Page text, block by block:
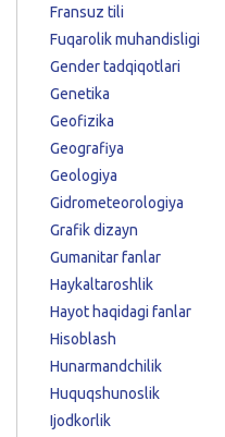
Fransuz tili
Fuqarolik muhandisligi
Gender tadqiqotlari
Genetika
Geofizika
Geografiya
Geologiya
Gidrometeorologiya
Grafik dizayn
Gumanitar fanlar
Haykaltaroshlik
Hayot haqidagi fanlar
Hisoblash
Hunarmandchilik
Huquqshunoslik
Ijodkorlik